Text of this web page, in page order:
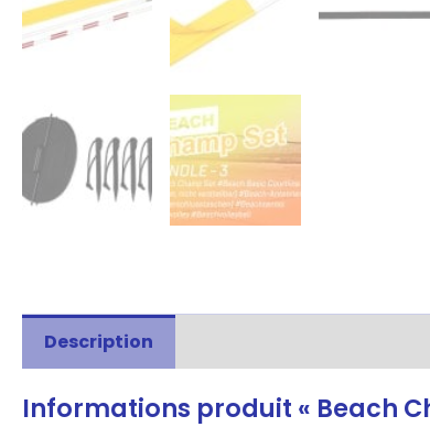
Description
Informations produit « Beach